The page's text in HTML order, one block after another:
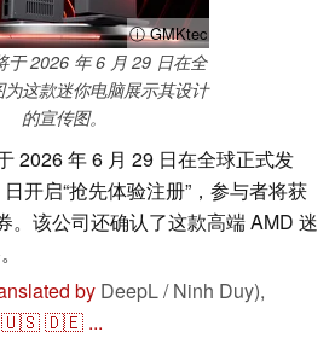
ⓘ GMKtec
于 2026 年 6 月 29 日在全
这款迷你电脑展示其设计
的宣传图。
2026 年 6 月 29 日在全球正式发
开启“抢先体验注册”，参与者将获
。该公司还确认了这款高端 AMD 迷
by DeepL / Ninh Duy),
🇺🇸🇩🇪 ...